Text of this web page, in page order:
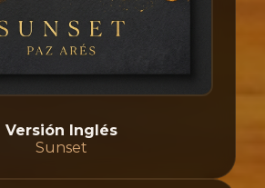
Versión Inglés
Sunset